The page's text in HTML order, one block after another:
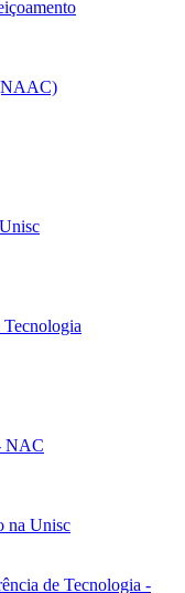
NAC
na Unisc
de Tecnologia -